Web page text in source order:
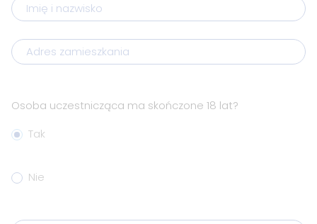
Imię i nazwisko
Adres zamieszkania
Osoba uczestnicząca ma skończone 18 lat?
Tak
Nie